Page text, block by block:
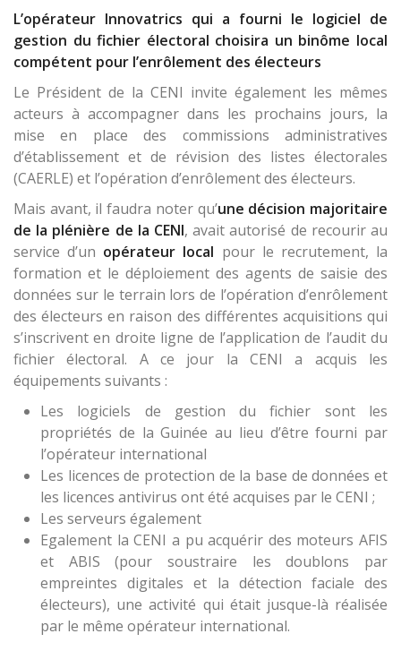
L’opérateur Innovatrics qui a fourni le logiciel de
gestion du fichier électoral choisira un binôme local
compétent pour l’enrôlement des électeurs
Le Président de la CENI invite également les mêmes
acteurs à accompagner dans les prochains jours, la
mise en place des commissions administratives
d’établissement et de révision des listes électorales
(CAERLE) et l’opération d’enrôlement des électeurs.
Mais avant, il faudra noter qu’une décision majoritaire
de la plénière de la CENI, avait autorisé de recourir au
service d’un opérateur local pour le recrutement, la
formation et le déploiement des agents de saisie des
données sur le terrain lors de l’opération d’enrôlement
des électeurs en raison des différentes acquisitions qui
s’inscrivent en droite ligne de l’application de l’audit du
fichier électoral. A ce jour la CENI a acquis les
équipements suivants :
Les logiciels de gestion du fichier sont les
propriétés de la Guinée au lieu d’être fourni par
l’opérateur international
Les licences de protection de la base de données et
les licences antivirus ont été acquises par le CENI ;
Les serveurs également
Egalement la CENI a pu acquérir des moteurs AFIS
et ABIS (pour soustraire les doublons par
empreintes digitales et la détection faciale des
électeurs), une activité qui était jusque-là réalisée
par le même opérateur international.